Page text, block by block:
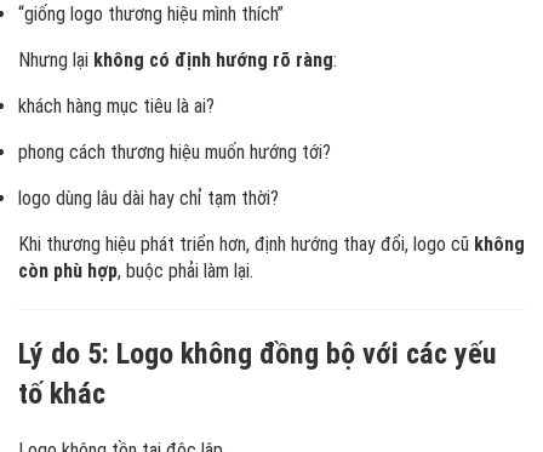
“giống logo thương hiệu mình thích”
Nhưng lại không có định hướng rõ ràng:
khách hàng mục tiêu là ai?
phong cách thương hiệu muốn hướng tới?
logo dùng lâu dài hay chỉ tạm thời?
Khi thương hiệu phát triển hơn, định hướng thay đổi, logo cũ không
còn phù hợp, buộc phải làm lại.
Lý do 5: Logo không đồng bộ với các yếu
tố khác